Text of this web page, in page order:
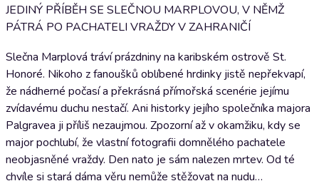
JEDINÝ PŘÍBĚH SE SLEČNOU MARPLOVOU, V NĚMŽ
PÁTRÁ PO PACHATELI VRAŽDY V ZAHRANIČÍ
Slečna Marplová tráví prázdniny na karibském ostrově St.
Honoré. Nikoho z fanoušků oblíbené hrdinky jistě nepřekvapí,
že nádherné počasí a překrásná přímořská scenérie jejímu
zvídavému duchu nestačí. Ani historky jejího společníka majora
Palgravea ji příliš nezaujmou. Zpozorní až v okamžiku, kdy se
major pochlubí, že vlastní fotografii domnělého pachatele
neobjasněné vraždy. Den nato je sám nalezen mrtev. Od té
chvíle si stará dáma věru nemůže stěžovat na nudu…